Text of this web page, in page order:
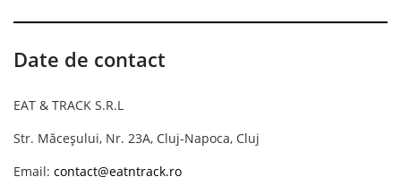
Date de contact
EAT & TRACK S.R.L
Str. Măceșului, Nr. 23A, Cluj-Napoca, Cluj
Email: contact@eatntrack.ro